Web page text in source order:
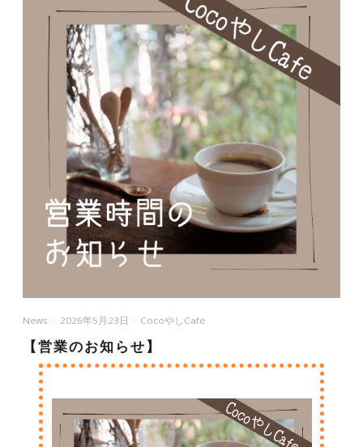
News 2026年5月23日 CocoやしCafe
【営業のお知らせ】